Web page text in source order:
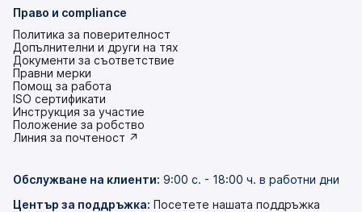
Право и compliance
Политика за поверителност
Допълнителни и други на тях
Документи за съответствие
Правни мерки
Помощ за работа
ISO сертификати
Инструкция за участие
(това
е
раздел)
Положение за робство
(това
нов
раздел)
Линия за почтеност ↗
Обслужване на клиенти: 9:00 с. - 18:00 ч. в работни дни
Център за поддръжка: Посетете нашата поддръжка